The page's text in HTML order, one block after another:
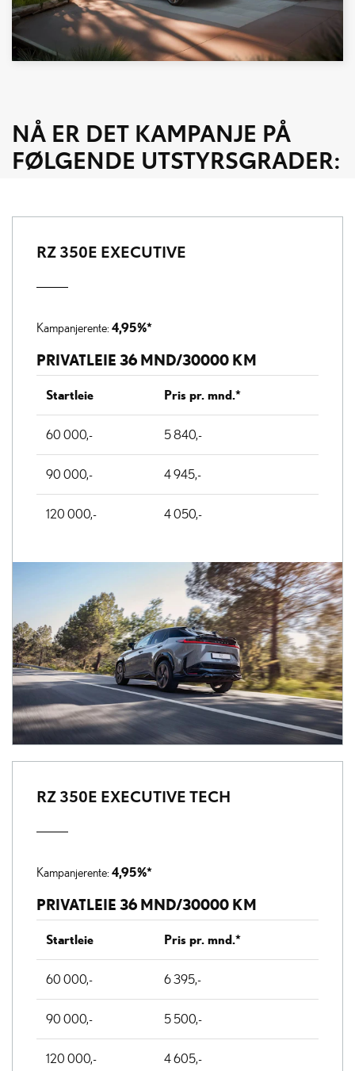
NÅ ER DET KAMPANJE PÅ
FØLGENDE UTSTYRSGRADER:
RZ 350E EXECUTIVE
Kampanjerente:4,95%*
PRIVATLEIE 36 MND/30000 KM
Startleie Pris pr. mnd.*
60 000,- 5 840,-
90 000,- 4 945,-
120 000,- 4 050,-
RZ 350E EXECUTIVE TECH
Kampanjerente:4,95%*
PRIVATLEIE 36 MND/30000 KM
Startleie Pris pr. mnd.*
60 000,- 6 395,-
90 000,- 5 500,-
120 000,- 4 605,-